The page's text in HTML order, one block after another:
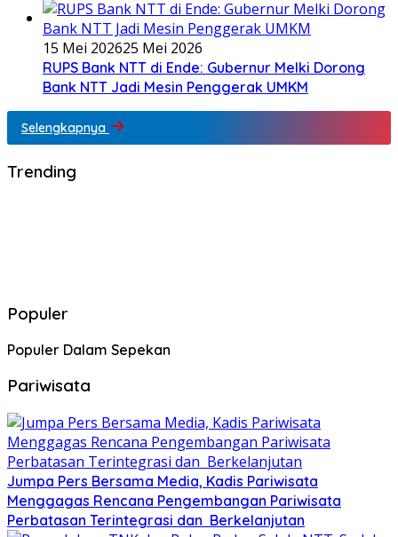
15 Mei 202625 Mei 2026
RUPS Bank NTT di Ende: Gubernur Melki Dorong
Bank NTT Jadi Mesin Penggerak UMKM
Selengkapnya
Trending
Populer
Populer Dalam Sepekan
Pariwisata
Jumpa Pers Bersama Media, Kadis Pariwisata
Menggagas Rencana Pengembangan Pariwisata
Perbatasan Terintegrasi dan Berkelanjutan